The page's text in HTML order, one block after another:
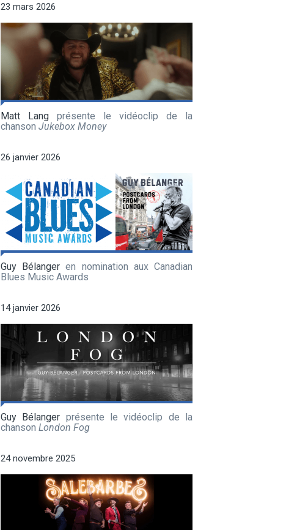
23 mars 2026
Matt Lang présente le vidéoclip de la
chanson Jukebox Money
26 janvier 2026
Guy Bélanger en nomination aux Canadian
Blues Music Awards
14 janvier 2026
Guy Bélanger présente le vidéoclip de la
chanson London Fog
24 novembre 2025